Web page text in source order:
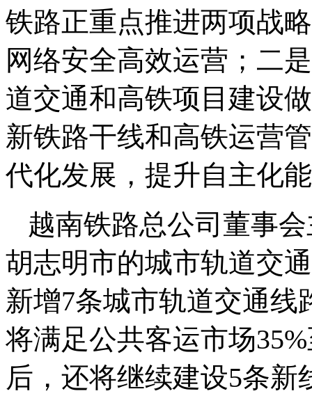
铁路正重点推进两项战
网络安全高效运营；二
道交通和高铁项目建设
新铁路干线和高铁运营
代化发展，提升自主化
越南铁路总公司董事
胡志明市的城市轨道交
新增7条城市轨道交通线
将满足公共客运市场
后，还将继续建设5条